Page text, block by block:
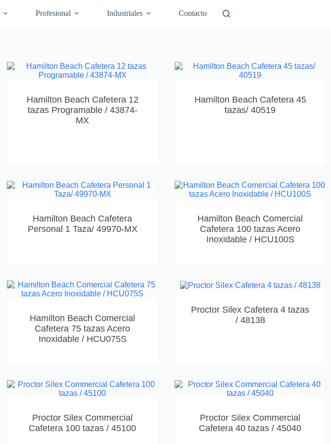
Profesional Industriales Contacto
Hamilton Beach Cafetera 12
tazas Programable / 43874-
MX
Hamilton Beach Cafetera 45
tazas/ 40519
Hamilton Beach Cafetera
Personal 1 Taza/ 49970-MX
Hamilton Beach Comercial
Cafetera 100 tazas Acero
Inoxidable / HCU100S
Hamilton Beach Comercial
Cafetera 75 tazas Acero
Inoxidable / HCU075S
Proctor Silex Cafetera 4 tazas
/ 48138
Proctor Silex Commercial
Cafetera 100 tazas / 45100
Proctor Silex Commercial
Cafetera 40 tazas / 45040